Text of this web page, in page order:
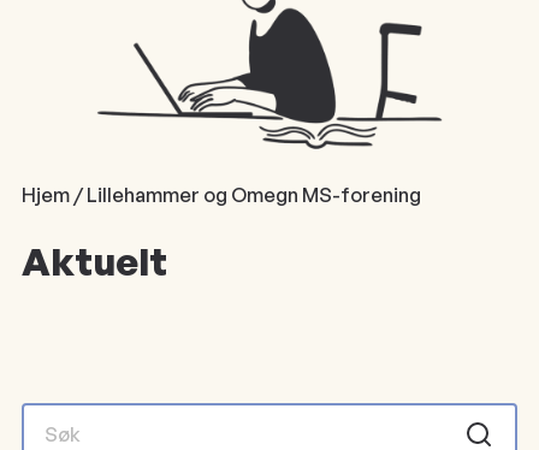
Hjem / Lillehammer og Omegn MS-forening
Aktuelt